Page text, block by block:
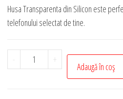
Husa Transparenta din Silicon este
telefonului selectat de tine.
-
Cantitate
Husa
+
Adaugă în coș